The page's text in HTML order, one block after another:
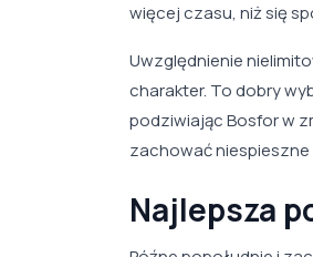
więcej czasu, niż się
Uwzględnienie
charakter. To dobry
podziwiając Bosfor w
zachować
Najlepsza